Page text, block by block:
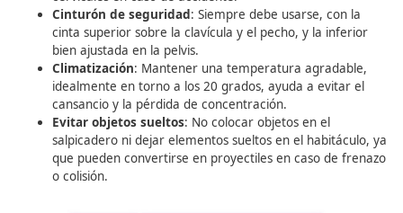
Ajustar el asiento: La inclinación ideal es de 15 a
grados hacia atrás, permitiendo un ángulo de
grados entre el muslo y la cadera. La distancia al
debe rondar los 30 cm y el asiento debe estar lo
suficientemente cerca de los pedales para que
formen un ángulo de 135 grados.
Colocación de los brazos: Los brazos deben ir
ni muy estirados ni muy contraídos, con los
apoyados en el respaldo. El volante debe